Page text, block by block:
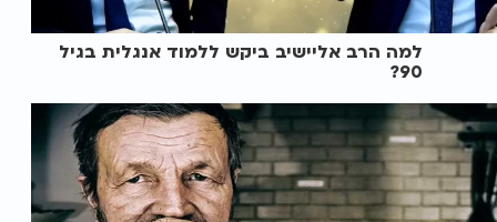
למה הרב אליישיב ביקש ללמוד אנגלית בגיל
90?